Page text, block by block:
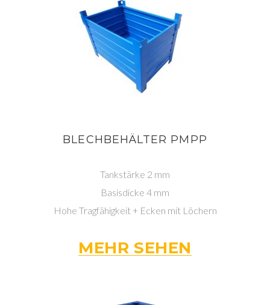
BLECHBEHÄLTER PMPP
Tankstärke 2 mm
Basisdicke 4 mm
Hohe Tragfähigkeit + Ecken mit Löchern
MEHR SEHEN